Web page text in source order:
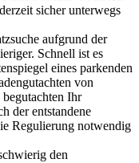
sicher unterwegs
aufgrund der
Schnell ist es
eines parkenden
von
Ihr
der entstandene
Regulierung notwendig
den